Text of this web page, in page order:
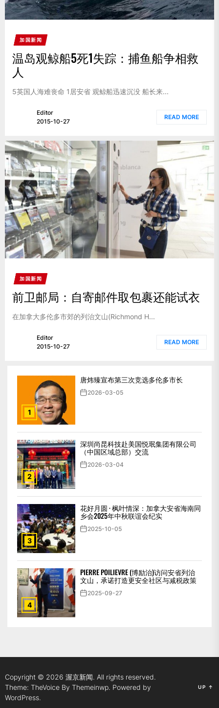
加国新闻
温岛观鲸船5死1失踪：捕鱼船争相救
人
5英国人海难丧命 1居安省 观鲸船迅速沉没 船长来...
Editor
2015-10-27
READ MORE
加国新闻
前卫邮局：自寄邮件取包裹还能试衣
在加拿大多伦多市郊的列治文山(Richmond H...
Editor
2015-10-27
READ MORE
1
唐炜臻宣布第三次竞选多伦多市长
2026-03-05
2
深圳尚昆科技赴美国悦珉集团有限公司
（中国区域总部）交流
2026-03-04
3
花好月圆 · 枫叶情深：加拿大安省海南同
乡会2025年中秋联谊会纪实
2025-10-05
4
PIERRE POILIEVRE (博励治)访问安省列治
文山，承诺打造更安全社区与减税政策
2025-09-27
Copyright © 2026 渥京新闻. All rights reserved.
Theme: TheVoice By Themeinwp. Powered by
WordPress.
UP ↑